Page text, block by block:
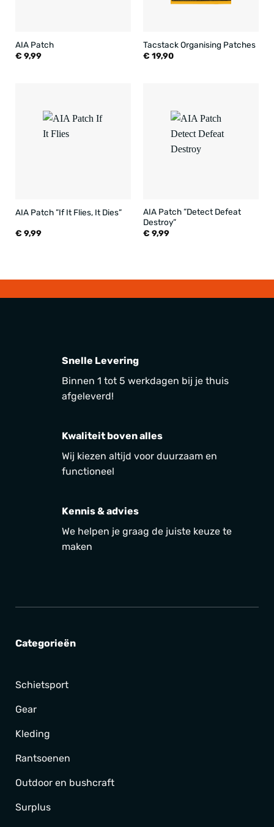
AIA Patch
€ 9,99
Tacstack Organising Patches
€ 19,90
AIA Patch ”If It Flies, It Dies”
€ 9,99
AIA Patch ”Detect Defeat
Destroy”
€ 9,99
Snelle Levering
Binnen 1 tot 5 werkdagen bij je thuis
afgeleverd!
Kwaliteit boven alles
Wij kiezen altijd voor duurzaam en
functioneel
Kennis & advies
We helpen je graag de juiste keuze te
maken
Categorieën
Schietsport
Gear
Kleding
Rantsoenen
Outdoor en bushcraft
Surplus